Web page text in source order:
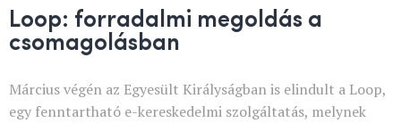
Loop: forradalmi megoldás a
csomagolásban
Március végén az Egyesült Királyságban is elindult a Loop,
egy fenntartható e-kereskedelmi szolgáltatás, melynek